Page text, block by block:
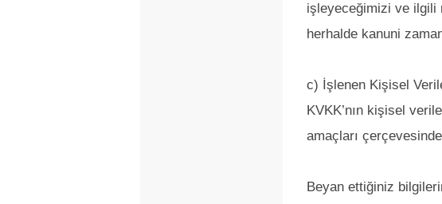
işleyeceğimizi ve ilgili
herhalde kanuni
c) İşlenen Kişisel
KVKK’nın kişisel
amaçları
Beyan ettiğiniz